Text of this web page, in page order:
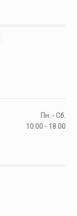
Пн. - Сб.
10.00 - 18.00